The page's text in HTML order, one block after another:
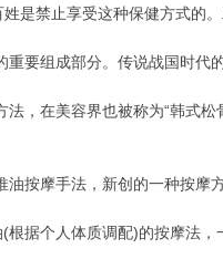
是禁止享受这种保健方式的
要组成部分。传说战国时代
，在美容界也被称为“韩式
按摩手法，新创的一种按摩
据个人体质调配)的按摩法，